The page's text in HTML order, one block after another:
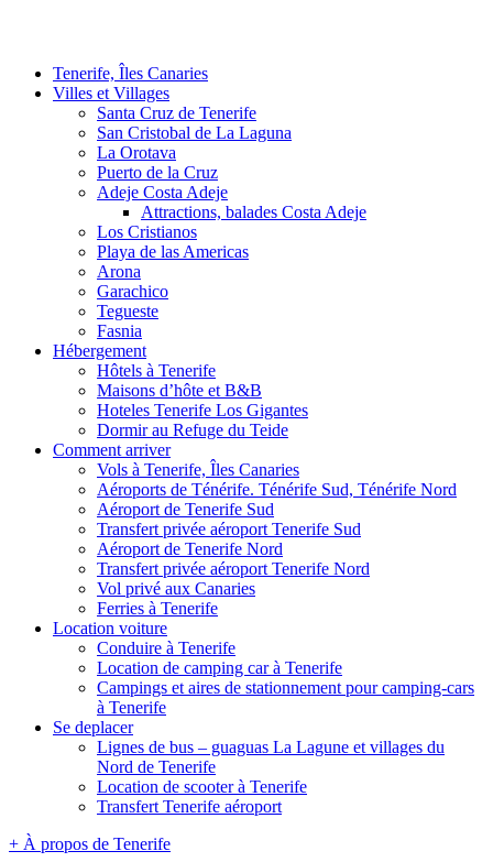
Tenerife, Îles Canaries
Villes et Villages
Santa Cruz de Tenerife
San Cristobal de La Laguna
La Orotava
Puerto de la Cruz
Adeje Costa Adeje
Attractions, balades Costa Adeje
Los Cristianos
Playa de las Americas
Arona
Garachico
Tegueste
Fasnia
Hébergement
Hôtels à Tenerife
Maisons d’hôte et B&B
Hoteles Tenerife Los Gigantes
Dormir au Refuge du Teide
Comment arriver
Vols à Tenerife, Îles Canaries
Aéroports de Ténérife. Ténérife Sud, Ténérife Nord
Aéroport de Tenerife Sud
Transfert privée aéroport Tenerife Sud
Aéroport de Tenerife Nord
Transfert privée aéroport Tenerife Nord
Vol privé aux Canaries
Ferries à Tenerife
Location voiture
Conduire à Tenerife
Location de camping car à Tenerife
Campings et aires de stationnement pour camping-cars
à Tenerife
Se deplacer
Lignes de bus – guaguas La Lagune et villages du
Nord de Tenerife
Location de scooter à Tenerife
Transfert Tenerife aéroport
+ À propos de Tenerife